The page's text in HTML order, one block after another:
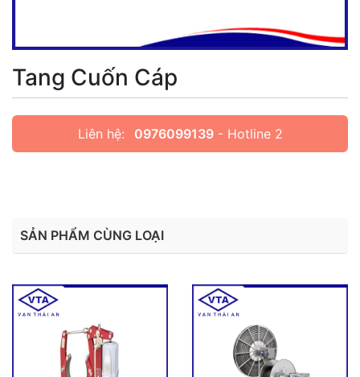
Tang Cuốn Cáp
Liên hệ: 0976099139- Hotline 2
SẢN PHẨM CÙNG LOẠI